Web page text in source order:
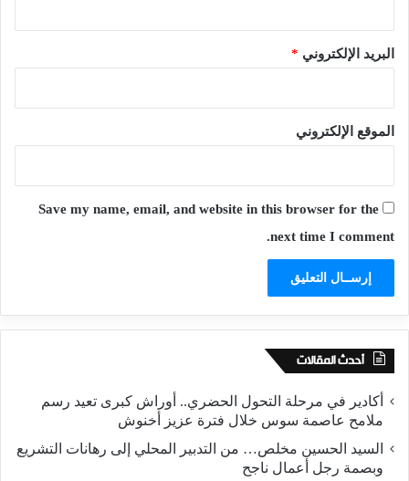
البريد الإلكتروني *
الموقع الإلكتروني
Save my name, email, and website in this browser for the
next time I comment.
أحدث المقالات
أكادير في مرحلة التحول الحضري.. أوراش كبرى تعيد رسم
ملامح عاصمة سوس خلال فترة عزيز أخنوش
السيد الحسين مخلص… من التدبير المحلي إلى رهانات التشريع
وبصمة رجل أعمال ناجح